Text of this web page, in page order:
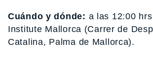
Cuándo y dónde: a las 12:00
Institute Mallorca (Carrer de
Catalina, Palma de Mallorca).